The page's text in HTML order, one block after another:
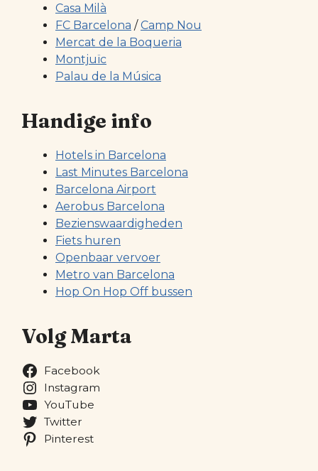
Casa Milà
FC Barcelona /Camp Nou
Mercat de la Boqueria
Montjuïc
Palau de la Música
Handige info
Hotels in Barcelona
Last Minutes Barcelona
Barcelona Airport
Aerobus Barcelona
Bezienswaardigheden
Fiets huren
Openbaar vervoer
Metro van Barcelona
Hop On Hop Off bussen
Volg Marta
Facebook
Instagram
YouTube
Twitter
Pinterest